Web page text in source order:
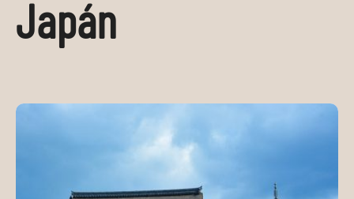
KUTYULVA – HÍREK
CUKI ÉLETKÉPEK
ÁLLATI SZOLGÁLTATÁSOK
Japán